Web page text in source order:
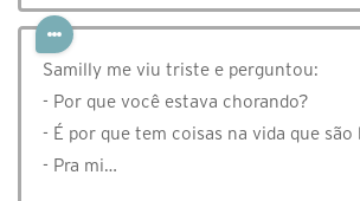
Samilly me viu triste e perguntou:
- Por que você estava chorando?
- É por que tem coisas na vida que são
- Pra mi…